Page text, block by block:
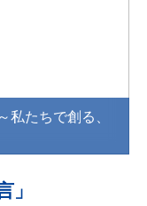
たちで創る、
」